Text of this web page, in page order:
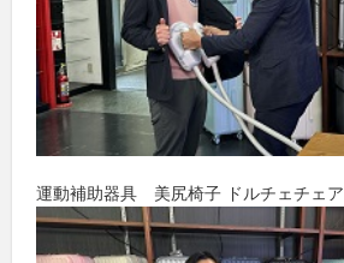
運動補助器具 美尻椅子 ドルチェチェア